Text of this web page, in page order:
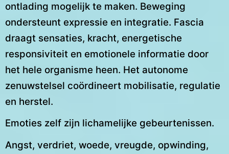
ontlading mogelijk te maken. Beweging
ondersteunt expressie en integratie. Fascia
draagt sensaties, kracht, energetische
responsiviteit en emotionele informatie door
het hele organisme heen. Het autonome
zenuwstelsel coördineert mobilisatie, regulatie
en herstel.
Emoties zelf zijn lichamelijke gebeurtenissen.
Angst, verdriet, woede, vreugde, opwinding,